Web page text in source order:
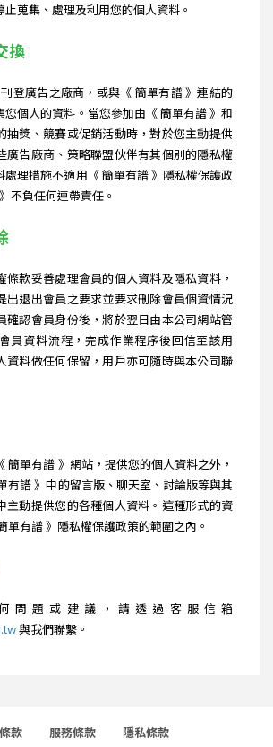
蒐集、處理及利用您的個人資料。
換
登廣告之廠商，或與《 簡單有譜 》連結的
您個人的資料。當您參加由《 簡單有譜 》和
抽獎、競賽或促銷活動時，對於您主動提供
廣告廠商、策略聯盟伙伴有其個別的隱私權
處理措施不適用《 簡單有譜 》隱私權保護政
不負任何連帶責任。
條款妥善處理會員的個人資料及隱私資料，
出退出會員之要求並要求刪除會員個資情況
確認會員身份後，將於翌日由本公司網站管
員資料流程，完成作業程序後回信至該用
資料做任何保留，用戶亦可隨時與本公司聯
簡單有譜 》網站，提供您的個人資料之外，
有譜 》中的留言版、聊天室、討論版等與其
主動提供您的各種個人資料。這種形式的資
單有譜 》隱私權保護政策的範圍之內。
問題或建議，請透過客服信箱
與我們聯繫。
款 服務條款 隱私條款